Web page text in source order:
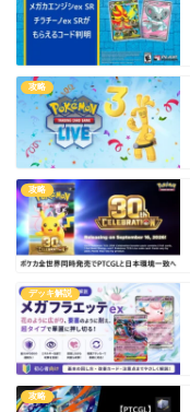
攻略
攻略
デッキ解説
攻略